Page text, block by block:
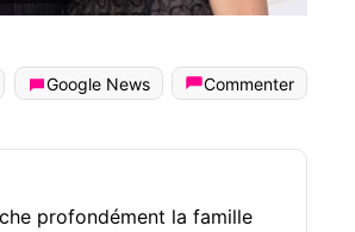
Google News
Commenter
profondément la famille